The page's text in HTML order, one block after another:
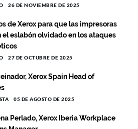
26 DE NOVIEMBRE DE 2025
de Xerox para que las impresoras
el eslabón olvidado en los ataques
27 DE OCTUBRE DE 2025
Xerox Spain Head of
05 DE AGOSTO DE 2025
Perlado, Xerox Iberia Workplace